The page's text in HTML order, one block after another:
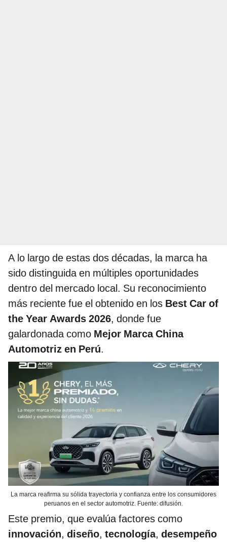
A lo largo de estas dos décadas, la marca ha
sido distinguida en múltiples oportunidades
dentro del mercado local. Su reconocimiento
más reciente fue el obtenido en los Best Car of
the Year Awards 2026, donde fue
galardonada como Mejor Marca China
Automotriz en Perú.
La marca reafirma su sólida trayectoria y confianza entre los consumidores
peruanos en el sector automotriz. Fuente: difusión.
Este premio, que evalúa factores como
innovación, diseño, tecnología, desempeño